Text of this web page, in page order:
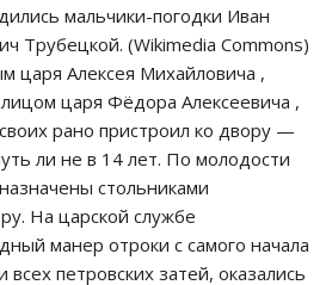
мальчики-погодки Иван
Трубецкой. (Wikimedia Commons)
царя Алексея Михайловича ,
царя Фёдора Алексеевича ,
рано пристроил ко двору —
ли не в 14 лет. По молодости
стольниками
На царской службе
манер отроки с самого начала
петровских затей, оказались